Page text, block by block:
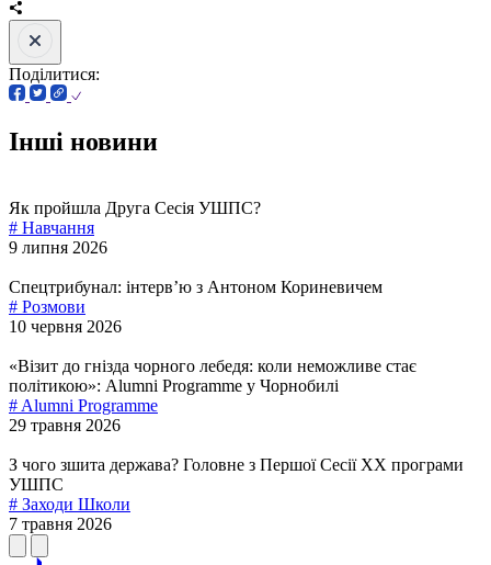
Поділитися:
Інші новини
Як пройшла Друга Сесія УШПС?
# Навчання
9 липня 2026
Спецтрибунал: інтервʼю з Антоном Кориневичем
# Розмови
10 червня 2026
«Візит до гнізда чорного лебедя: коли неможливе стає
політикою»: Alumni Programme у Чорнобилі
# Alumni Programme
29 травня 2026
З чого зшита держава? Головне з Першої Сесії ХХ програми
УШПС
# Заходи Школи
7 травня 2026